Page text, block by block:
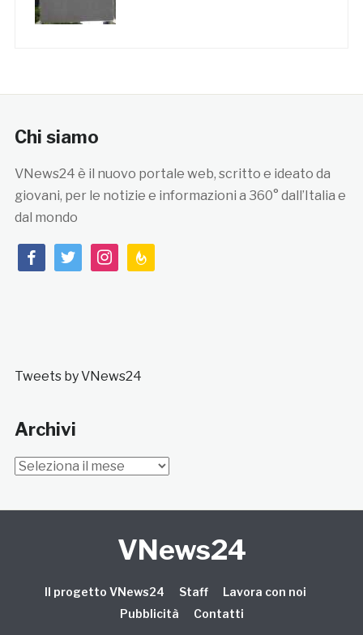
Chi siamo
VNews24 è il nuovo portale web, scritto e ideato da
giovani, per le notizie e informazioni a 360° dall’Italia e
dal mondo
facebooktwitterinstagramfeedburner
Tweets by VNews24
Archivi
Archivi
VNews24
Il progetto VNews24 Staff
Lavora con noi
Pubblicità
Contatti